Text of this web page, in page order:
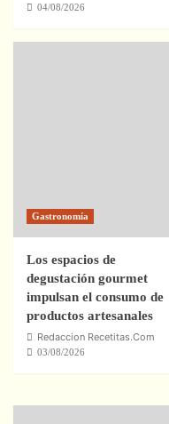
04/08/2026
Gastronomía
Los espacios de
degustación gourmet
impulsan el consumo de
productos artesanales
Redaccion Recetitas.Com
03/08/2026